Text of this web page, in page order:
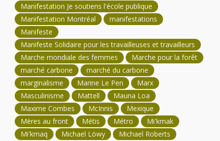
Manifestation Je soutiens l'école publique
Manifestation Montréal
manifestations
Manifeste
Manifeste Solidaire pour les travailleuses et travailleurs
Marche mondiale des femmes
Marche pour la forêt
marché carbone
marché du carbone
marginalisme
Marine Le Pen
Marx
Masculinisme
Mattell
Mauna Loa
Maxime Combes
McInnis
Mexique
Mères au front
Métis Métro
Mi'kmak
Mi'kmaq
Michael Löwy
Michael Roberts